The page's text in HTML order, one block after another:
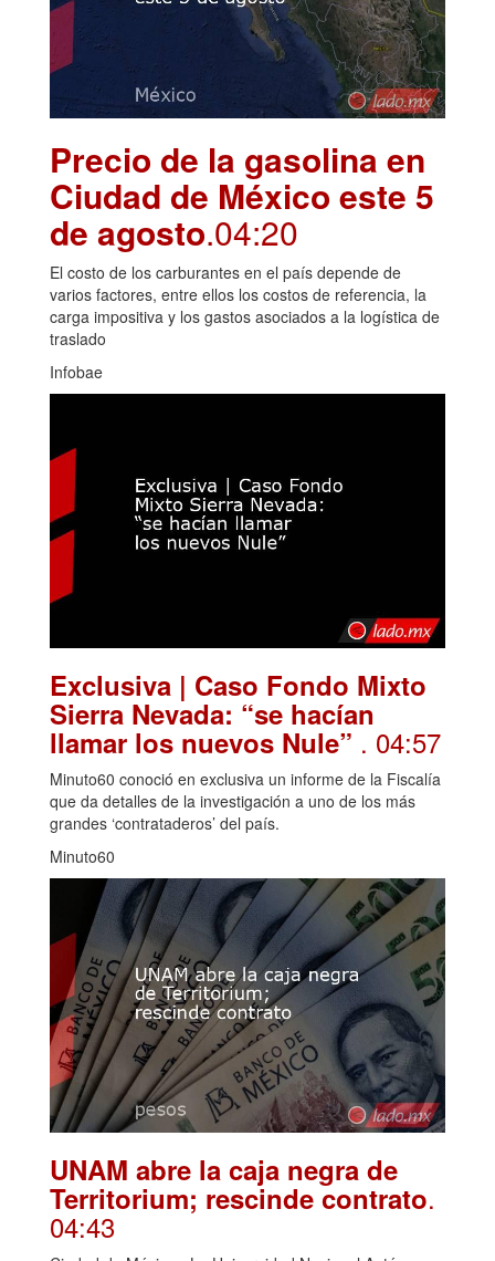
Precio de la gasolina en
Ciudad de México este 5
de agosto.04:20
El costo de los carburantes en el país depende de
varios factores, entre ellos los costos de referencia, la
carga impositiva y los gastos asociados a la logística de
traslado
Infobae
Exclusiva | Caso Fondo Mixto
Sierra Nevada: “se hacían
llamar los nuevos Nule” . 04:57
Minuto60 conoció en exclusiva un informe de la Fiscalía
que da detalles de la investigación a uno de los más
grandes ‘contrataderos’ del país.
Minuto60
UNAM abre la caja negra de
Territorium; rescinde contrato.
04:43